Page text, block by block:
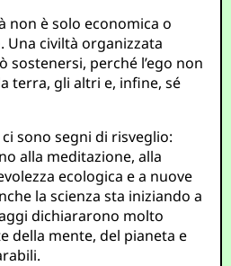
non è solo economica o
. Una civiltà organizzata
sostenersi, perché l’ego non
terra, gli altri e, infine, sé
sono segni di risveglio:
alla meditazione, alla
ecologica e a nuove
la scienza sta iniziando a
dichiararono molto
della mente, del pianeta e